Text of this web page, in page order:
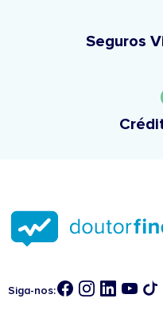
Seguros
Siga-nos: